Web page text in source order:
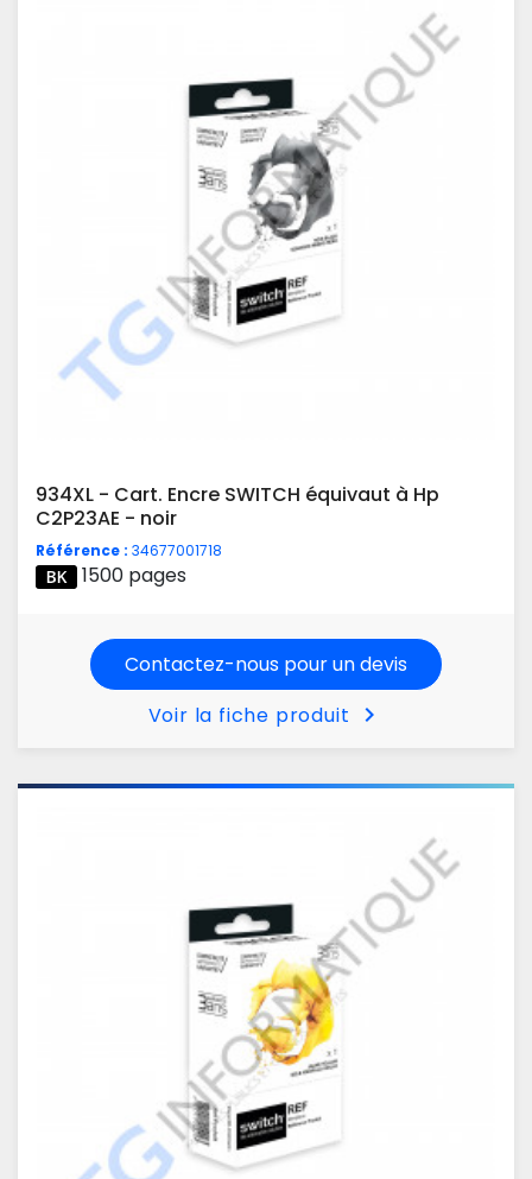
934XL - Cart. Encre SWITCH équivaut à Hp
C2P23AE - noir
Référence : 34677001718
1500 pages
Contactez-nous pour un devis
Voir la fiche produit
chevron_right